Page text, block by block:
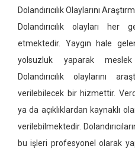
Dolandırıcılık Olaylarını
Dolandırıcılık olayları
etmektedir. Yaygın hale
yolsuzluk yaparak
Dolandırıcılık olaylarını
verilebilecek bir hizmettir.
ya da açıklıklardan kaynaklı
verilebilmektedir.
bu işleri profesyonel olarak